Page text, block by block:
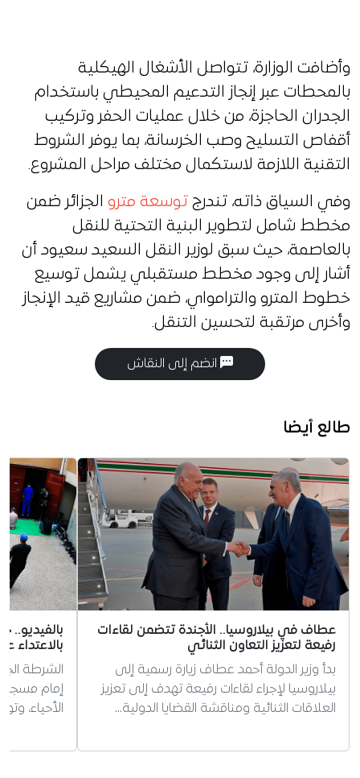
وأضافت الوزارة، تتواصل الأشغال الهيكلية
بالمحطات عبر إنجاز التدعيم المحيطي باستخدام
الجدران الحاجزة، من خلال عمليات الحفر وتركيب
أقفاص التسليح وصب الخرسانة، بما يوفر الشروط
التقنية اللازمة لاستكمال مختلف مراحل المشروع.
وفي السياق ذاته، تندرج توسعة مترو الجزائر ضمن
مخطط شامل لتطوير البنية التحتية للنقل
بالعاصمة، حيث سبق لوزير النقل السعيد سعيود أن
أشار إلى وجود مخطط مستقبلي يشمل توسيع
خطوط المترو والترامواي، ضمن مشاريع قيد الإنجاز
وأخرى مرتقبة لتحسين التنقل.
انضم إلى النقاش
طالع أيضا
عطاف في بيلاروسيا.. الأجندة تتضمن لقاءات
رفيعة لتعزيز التعاون الثنائي
بدأ وزير الدولة أحمد عطاف زيارة رسمية إلى
بيلاروسيا لإجراء لقاءات رفيعة تهدف إلى تعزيز
العلاقات الثنائية ومناقشة القضايا الدولية…
بالفيديو..
بالاعتداء
الشرطة
إمام مسجد
الأحياء،